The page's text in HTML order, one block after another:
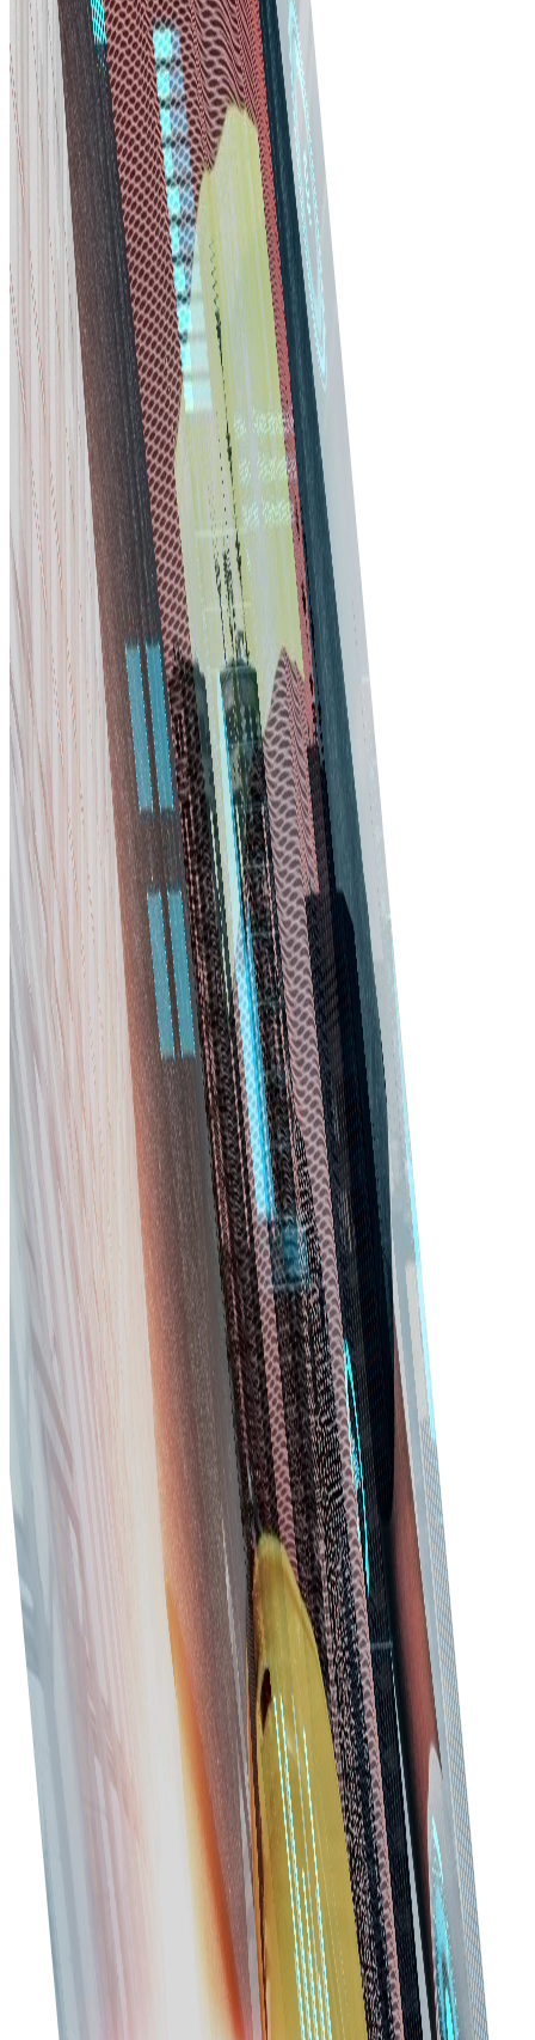
ডেটা-চালিত সিদ্ধান্ত
অ্যানালিটিক্স দিয়ে ক্রয় অনুশীলনের অন্তর্দৃষ্টি পান। বিস্তারিত রিপোর্ট সচেতন সিদ্ধান্ত ও
ক্রয় কৌশল উন্নত করতে সাহায্য করে।
স্কেলেবিলিটি
ছোট ঠিকাদার হোন বা বড় নির্মাণ প্রতিষ্ঠান—সফটওয়্যার আপনার ব্যবসার সাথে বাড়ে।
প্রয়োজন বাড়লে ফিচার ও ব্যবহারকারী যোগ করুন।
শুরু করুন
Tradeics শুধু ফিচার নয়—বাস্তব
ব্যবসায়িক ফলাফল দেয়!
মার্কেটপ্লেস দেখুন
সরবরাহকারী ব্যবস্থাপনা
সরবরাহকারীর তথ্য, চুক্তি, ইনভয়েস, অর্ডার ও পারফরম্যান্স মেট্রিক্স সহজে পরিচালনা
করুন।
ইনভেন্টরি ট্র্যাকিং
স্বল্পতা বা অতিরিক্ত মজুদ এড়াতে উপকরণ ও সরবরাহ ট্র্যাক করুন।
মোবাইল অ্যাক্সেস
মোবাইল-বান্ধব প্ল্যাটফর্ম দিয়ে চলতে চলতে ক্রয় পরিচালনা করুন।
সরবরাহকারীর তথ্য, চুক্তি, ইনভয়েস, অর্ডার ও পারফরম্যান্স মেট্রিক্স সহজে পরিচালনা
ইনভেন্টরি ট্র্যাকিং
স্বল্পতা বা অতিরিক্ত মজুদ এড়াতে উপকরণ ও সরবরাহ ট্র্যাক করুন।
মোবাইল অ্যাক্সেস